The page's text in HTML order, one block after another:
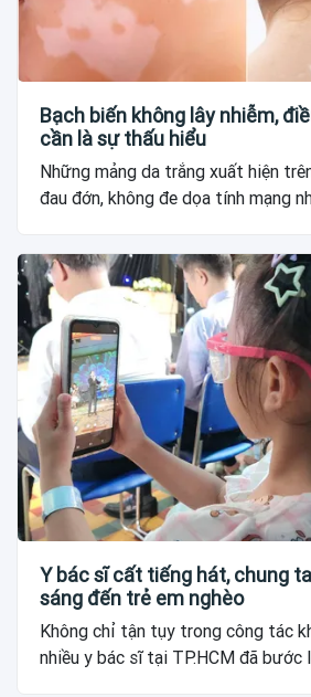
Bạch biến không lây nhiễm,
cần là sự thấu hiểu
Những mảng da trắng xuất hiện
đau đớn, không đe dọa tính mạng
Y bác sĩ cất tiếng hát, chung
sáng đến trẻ em nghèo
Không chỉ tận tụy trong công tác
nhiều y bác sĩ tại TP.HCM đã bước